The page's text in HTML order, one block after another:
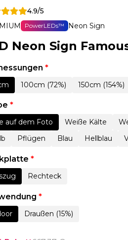
4.9/5
PowerLEDs™ Neon Sign
Neon Sign
*
100cm (72%) 150cm (154%)
*
auf dem Foto Weiße Kälte
Pflügen Blau Hellblau
*
Rechteck
*
Draußen (15%)